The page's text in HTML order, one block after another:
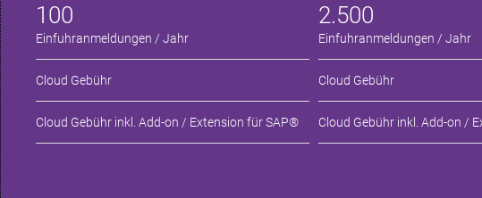
100
Einfuhranmeldungen / Jahr
Cloud Gebühr
Cloud Gebühr inkl. Add-on / Extension für SAP®
2.500
Einfuhranmeldungen / Jahr
Cloud Gebühr
Cloud Gebühr inkl. Add-on /